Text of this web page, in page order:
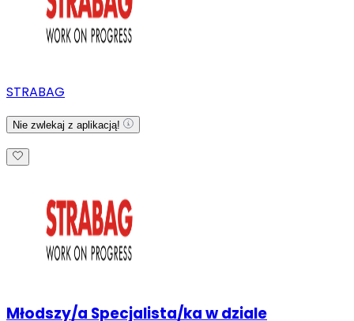
STRABAG
Nie zwlekaj z aplikacją!
Młodszy/a Specjalista/ka w dziale